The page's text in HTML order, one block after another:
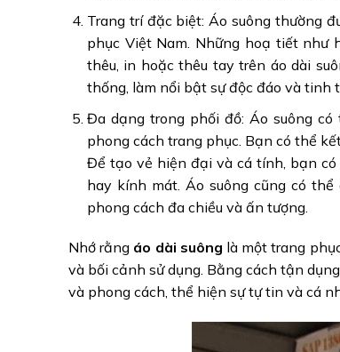
Trang trí đặc biệt: Áo suông thường
phục Việt Nam. Những hoạ tiết như
thêu, in hoặc thêu tay trên áo dài
thống, làm nổi bật sự độc đáo và tinh
Đa dạng trong phối đồ: Áo suông
phong cách trang phục. Bạn có thể
Để tạo vẻ hiện đại và cá tính, bạn
hay kính mát. Áo suông cũng có
phong cách đa chiều và ấn tượng.
Nhớ rằng áo dài suông là một trang
và bối cảnh sử dụng. Bằng cách tận
và phong cách, thể hiện sự tự tin và cá